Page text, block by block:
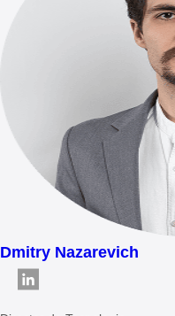
Dmitry Nazarevich